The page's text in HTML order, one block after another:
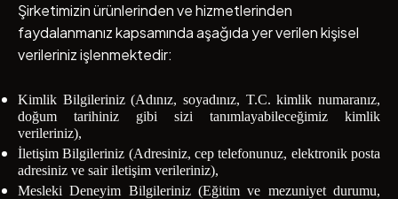
Şirketimizin ürünlerinden ve hizmetlerinden
faydalanmanız kapsamında aşağıda yer verilen kişisel
verileriniz işlenmektedir:
Kimlik Bilgileriniz (Adınız, soyadınız, T.C. kimlik numaranız,
doğum tarihiniz gibi sizi tanımlayabileceğimiz kimlik
verileriniz),
İletişim Bilgileriniz (Adresiniz, cep telefonunuz, elektronik posta
adresiniz ve sair iletişim verileriniz),
Mesleki Deneyim Bilgileriniz (Eğitim ve mezuniyet durumu,